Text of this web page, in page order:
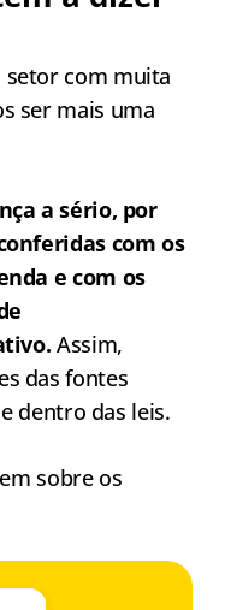
setor com muita
ser mais uma
a sério, por
com os
e com os
Assim,
das fontes
dentro das leis.
sobre os